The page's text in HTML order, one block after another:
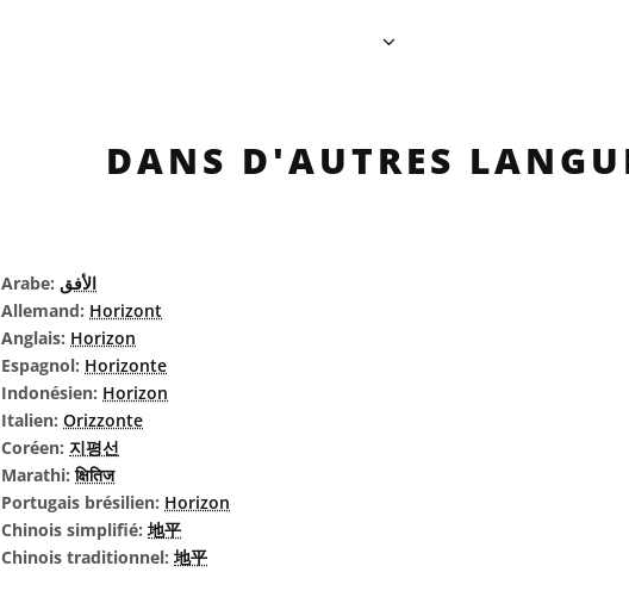
DANS D'AUTRES
Arabe: الأفق
Allemand: Horizont
Anglais: Horizon
Espagnol: Horizonte
Indonésien: Horizon
Italien: Orizzonte
Coréen: 지평선
Marathi:क्षितिज
Portugais brésilien: Horizon
Chinois simplifié: 地平
Chinois traditionnel: 地平